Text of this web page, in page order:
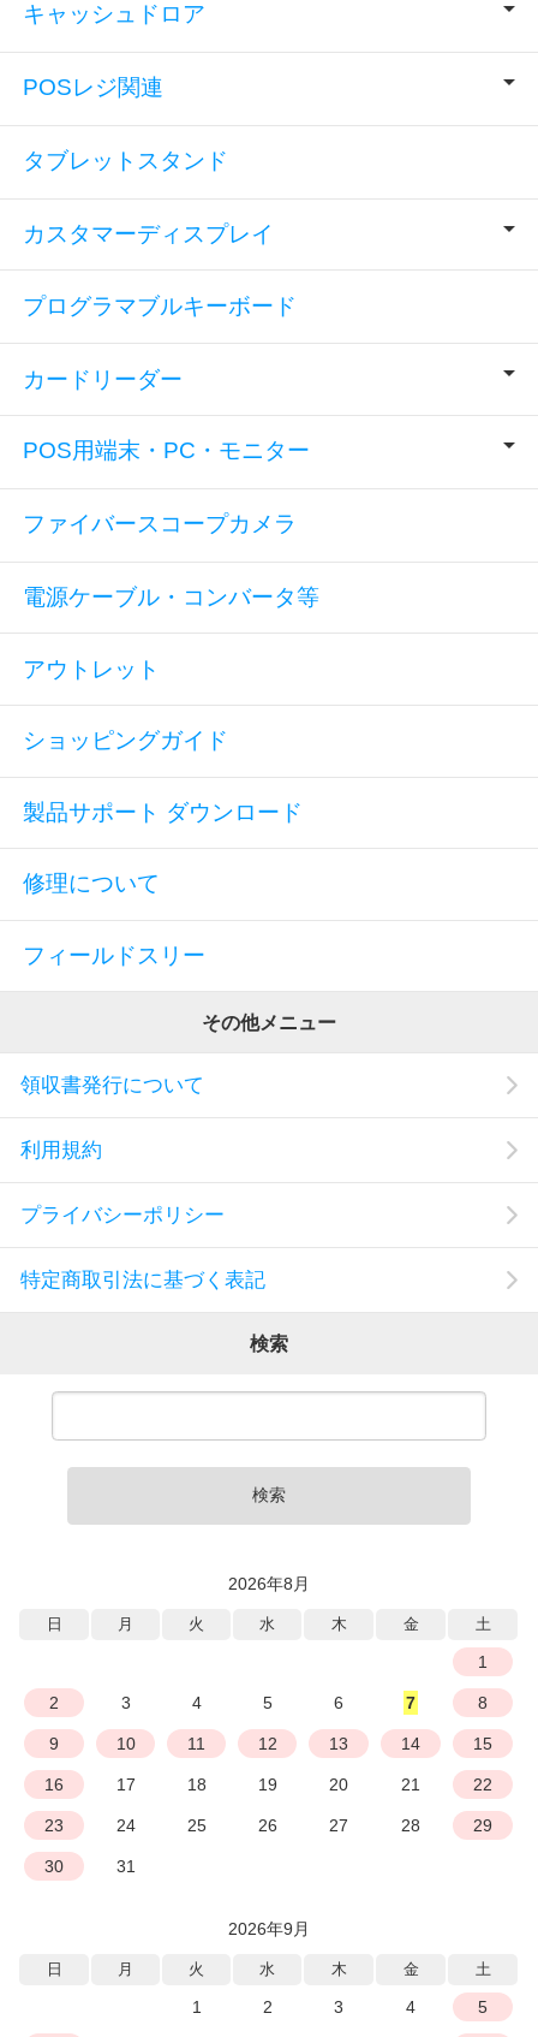
キャッシュドロア
POSレジ関連
タブレットスタンド
カスタマーディスプレイ
プログラマブルキーボード
カードリーダー
POS用端末・PC・モニター
ファイバースコープカメラ
電源ケーブル・コンバータ等
アウトレット
ショッピングガイド
製品サポート ダウンロード
修理について
フィールドスリー
その他メニュー
領収書発行について
利用規約
プライバシーポリシー
特定商取引法に基づく表記
検索
検索
2026年8月
日 月 火 水 木 金 土
1
2 3 4 5 6 7 8
9 10 11 12 13 14 15
16 17 18 19 20 21 22
23 24 25 26 27 28 29
30 31
2026年9月
日 月 火 水 木 金 土
1 2 3 4 5